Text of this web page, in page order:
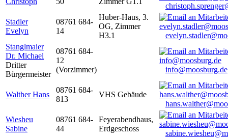
Stadler
Evelyn
08761 684-
14
Huber-Haus, 3.
OG, Zimmer
H3.1
Stanglmaier
Dr. Michael
Dritter
Bürgermeister
08761 684-
12
(Vorzimmer)
info@moosburg.de
Walther Hans
08761 684-
813
VHS Gebäude
Wiesheu
Sabine
08761 684-
44
Feyerabendhaus,
Erdgeschoss